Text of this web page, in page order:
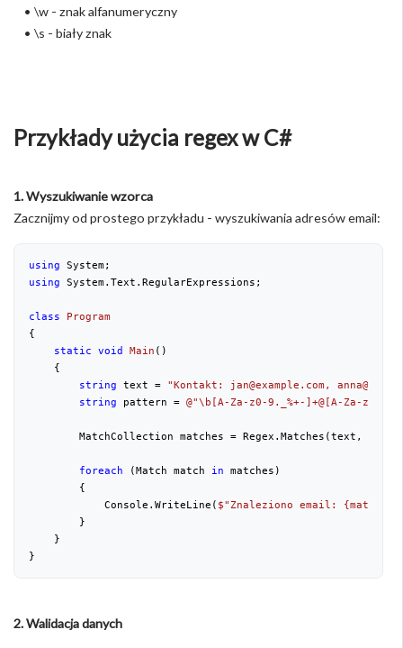
• \w - znak alfanumeryczny
• \s - biały znak
Przykłady użycia regex w C#
1. Wyszukiwanie wzorca
Zacznijmy od prostego przykładu - wyszukiwania adresów email:
using System;
using System.Text.RegularExpressions;
class
Program
{
static void Main ( )
{
string text = "Kontakt: jan@example.com,
string pattern = @"\b[A-Za-z0-9._%+-]+@[A-Za-
MatchCollection matches = Regex.Matches(text,
foreach (Match match in matches)
        {
            Console.WriteLine(
$"Znaleziono email:
        }
    }
}
2. Walidacja danych